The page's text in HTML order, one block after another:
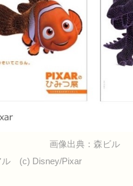
画像出典：森ビル
ル (c) Disney/Pixar